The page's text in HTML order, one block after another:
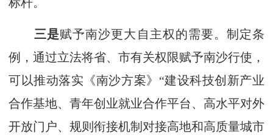
三是赋予南沙更大自主权的需要。制定条
例，通过立法将省、市有关权限赋予南沙行使，
可以推动落实《南沙方案》“建设科技创新产业
合作基地、青年创业就业合作平台、高水平对外
开放门户、规则衔接机制对接高地和高质量城市